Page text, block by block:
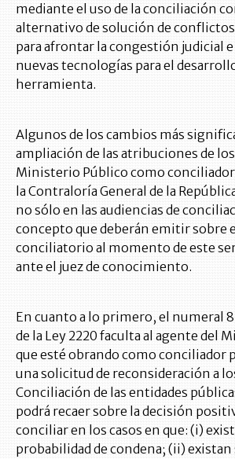
mediante el uso de la conciliación
alternativo de solución de
para afrontar la congestión judicial
nuevas tecnologías para el
herramienta.
Algunos de los cambios más
ampliación de las atribuciones de los
Ministerio Público como
la Contraloría General de la
no sólo en las audiencias de
concepto que deberán emitir sobre
conciliatorio al momento de este
ante el juez de conocimiento.
En cuanto a lo primero, el numeral
de la Ley 2220 faculta al agente del
que esté obrando como conciliador
una solicitud de reconsideración a
Conciliación de las entidades
podrá recaer sobre la decisión
conciliar en los casos en que: (i)
probabilidad de condena; (ii) existan